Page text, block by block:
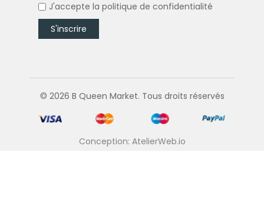
J'accepte la politique de confidentialité
© 2026 B Queen Market. Tous droits réservés
Conception: AtelierWeb.io